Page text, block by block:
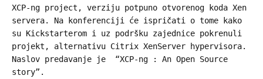
XCP-ng project, verziju potpuno otvorenog koda Xen
servera. Na konferenciji će ispričati o tome kako
su Kickstarterom i uz podršku zajednice pokrenuli
projekt, alternativu Citrix XenServer hypervisora.
Naslov predavanje je “XCP-ng : An Open Source
story”.